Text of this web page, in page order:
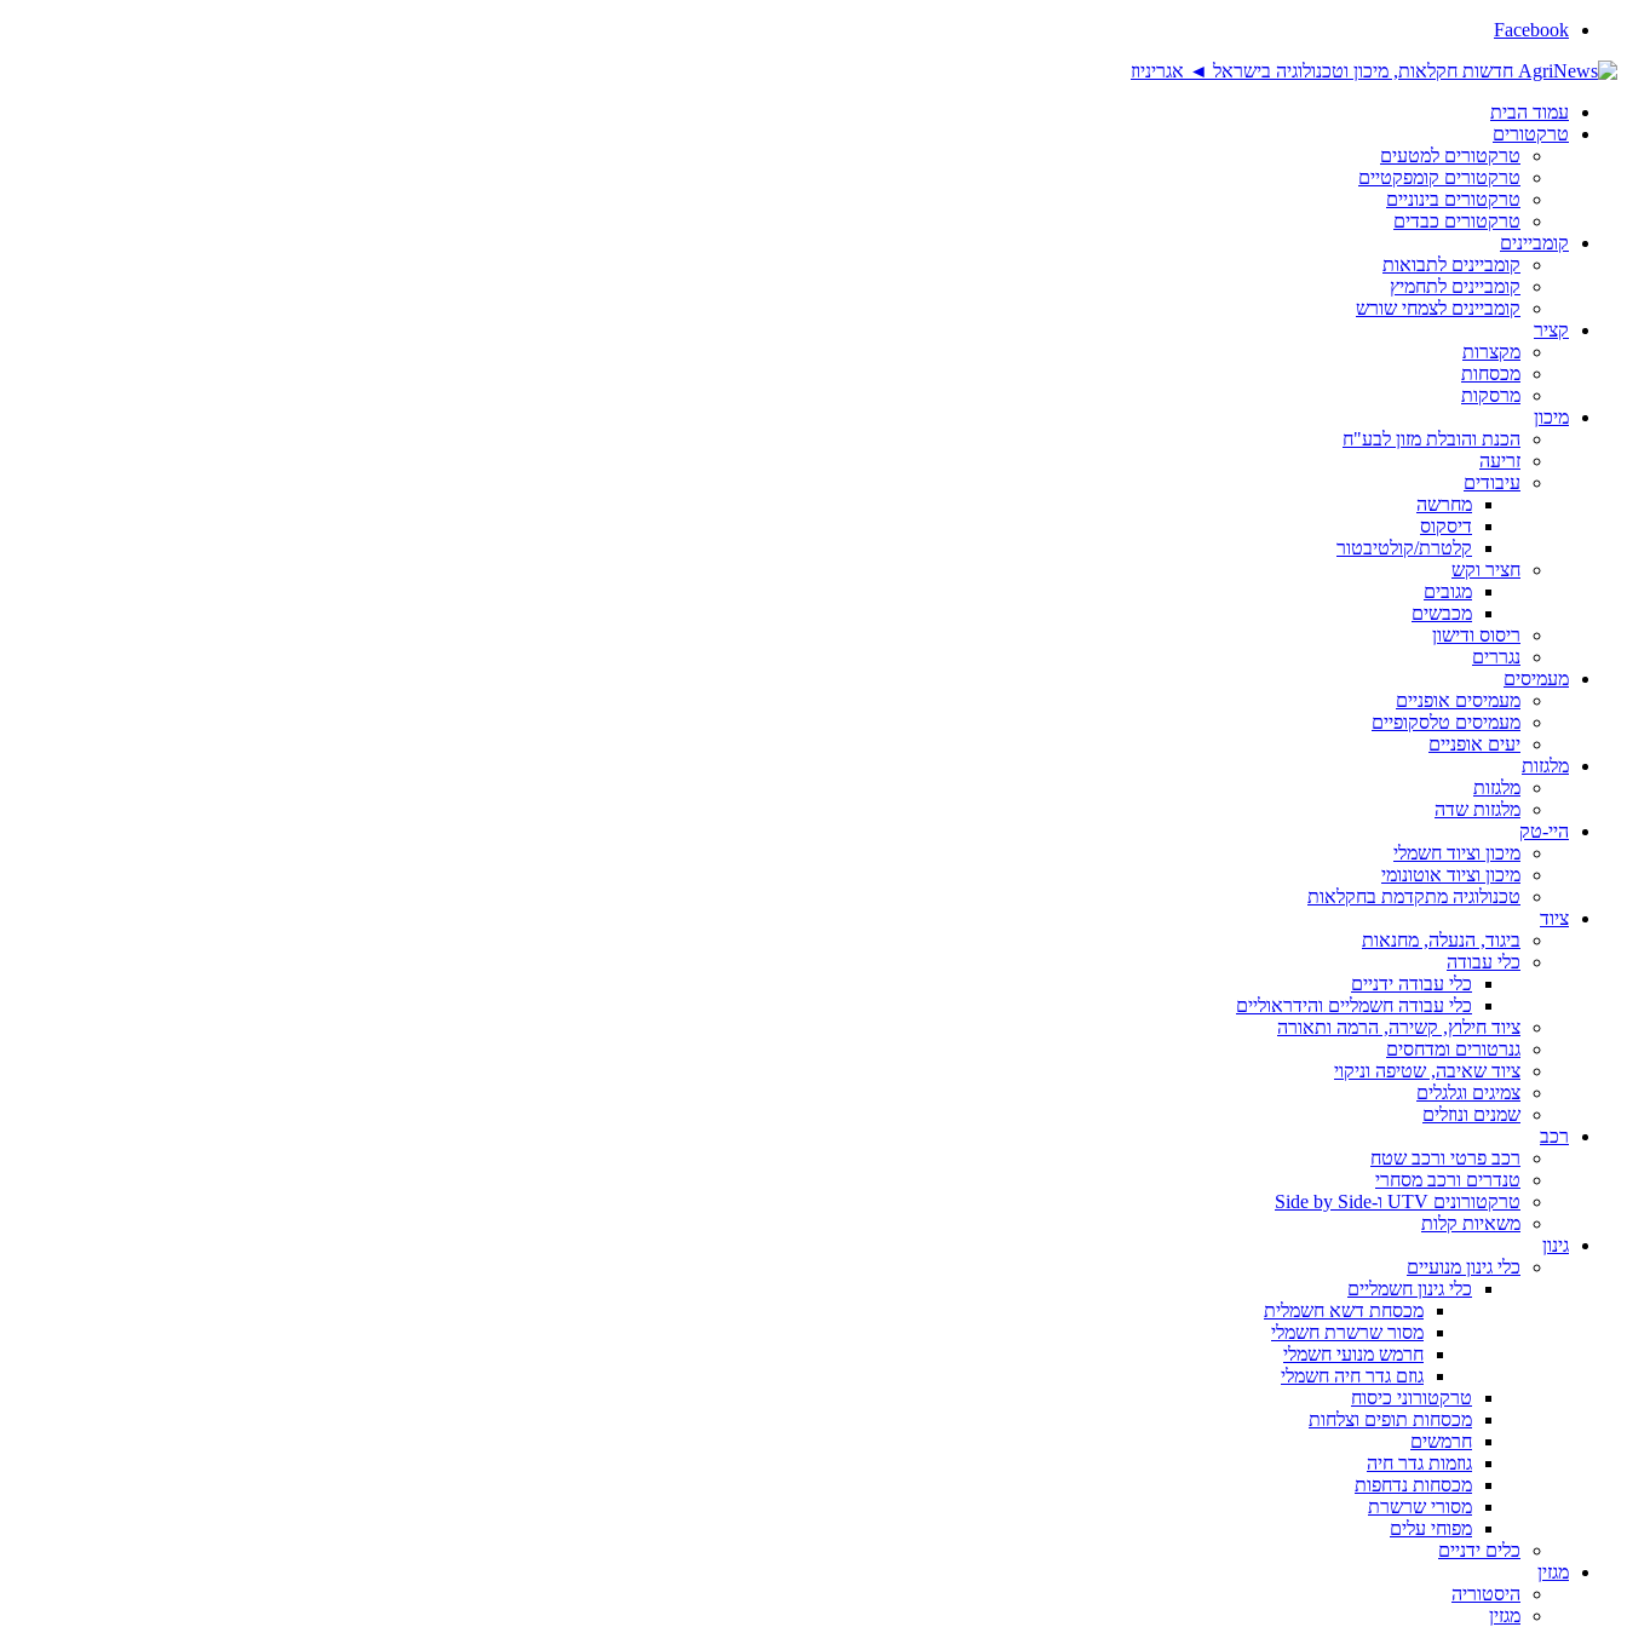
Facebook
עמוד הבית
טרקטורים
טרקטורים למטעים
טרקטורים קומפקטיים
טרקטורים בינוניים
טרקטורים כבדים
קומביינים
קומביינים לתבואות
קומביינים לתחמיץ
קומביינים לצמחי שורש
קציר
מקצרות
מכסחות
מרסקות
מיכון
הכנת והובלת מזון לבע"ח
זריעה
עיבודים
מחרשה
דיסקוס
קלטרת/קולטיבטור
חציר וקש
מגובים
מכבשים
ריסוס ודישון
נגררים
מעמיסים
מעמיסים אופניים
מעמיסים טלסקופיים
יעים אופניים
מלגזות
מלגזות
מלגזות שדה
היי-טק
מיכון וציוד חשמלי
מיכון וציוד אוטונומי
טכנולוגיה מתקדמת בחקלאות
ציוד
ביגוד, הנעלה, מחנאות
כלי עבודה
כלי עבודה ידניים
כלי עבודה חשמליים והידראוליים
ציוד חילוץ, קשירה, הרמה ותאורה
גנרטורים ומדחסים
ציוד שאיבה, שטיפה וניקוי
צמיגים וגלגלים
שמנים ונוזלים
רכב
רכב פרטי ורכב שטח
טנדרים ורכב מסחרי
טרקטורונים UTV ו-Side by Side
משאיות קלות
גינון
כלי גינון מנועיים
כלי גינון חשמליים
מכסחת דשא חשמלית
מסור שרשרת חשמלי
חרמש מנועי חשמלי
גוזם גדר חיה חשמלי
טרקטורוני כיסוח
מכסחות תופים וצלחות
חרמשים
גוזמות גדר חיה
מכסחות נדחפות
מסורי שרשרת
מפוחי עלים
כלים ידניים
מגזין
היסטוריה
מגזין